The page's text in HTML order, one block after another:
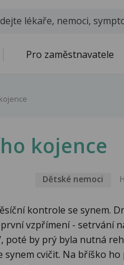
Pro zaměstnavatele
kojence
Dětské nemoci
kontrole se synem.
vzpřímení - setrvání
poté by prý byla nutná
cvičit. Na bříško ho